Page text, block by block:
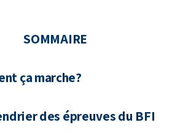
SOMMAIRE
ça marche?
des épreuves du BFI